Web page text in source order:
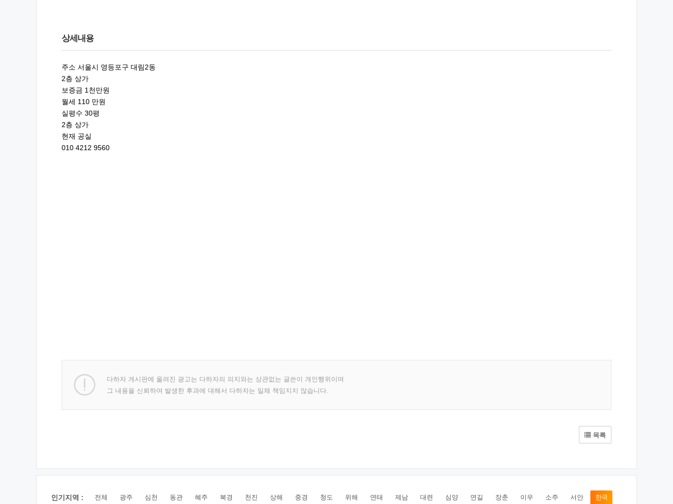
상세내용
주소 서울시 영등포구 대림2동
2층 상가
보증금 1천만원
월세 110 만원
실평수 30평
2층 상가
현재 공실
010 4212 9560
다하자 게시판에 올려진 광고는 다하자의 의지와는 상관없는 글쓴이 개인행위이며
그 내용을 신뢰하여 발생한 후과에 대해서 다하자는 일체 책임지지 않습니다.
목록
인기지역 : 전체 광주 심천 동관 혜주 북경 천진 상해 중경 청도 위해 연태 제남 대련 심양 연길 장춘 이우 소주 서안 한국